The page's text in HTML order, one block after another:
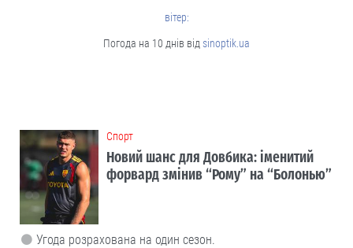
вітер:
Погода на 10 днів від sinoptik.ua
Cпорт
Новий шанс для Довбика: іменитий
форвард змінив “Рому” на “Болонью”
Угода розрахована на один сезон.